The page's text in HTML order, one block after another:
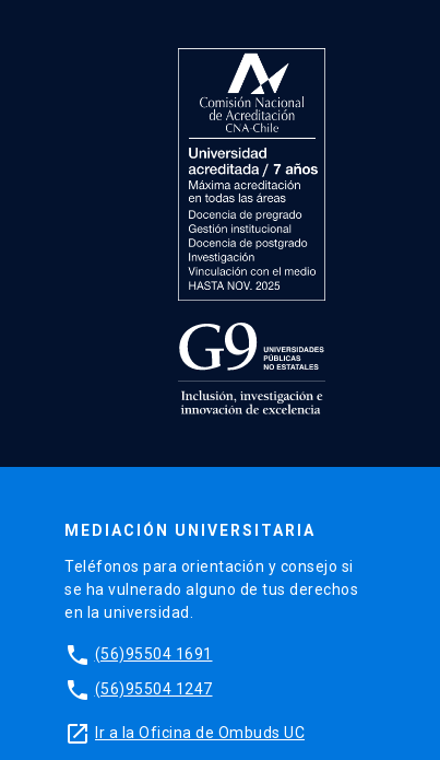
MEDIACIÓN UNIVERSITARIA
Teléfonos para orientación y consejo si
se ha vulnerado alguno de tus derechos
en la universidad.
phone (56)95504 1691
phone (56)95504 1247
launch Ir a la Oficina de Ombuds UC